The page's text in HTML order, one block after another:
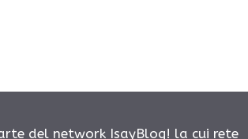
del network IsayBlog! la cui rete